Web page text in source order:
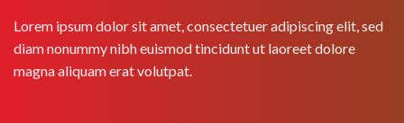
Lorem ipsum dolor sit amet, consectetuer adipiscing elit, sed
diam nonummy nibh euismod tincidunt ut laoreet dolore
magna aliquam erat volutpat.